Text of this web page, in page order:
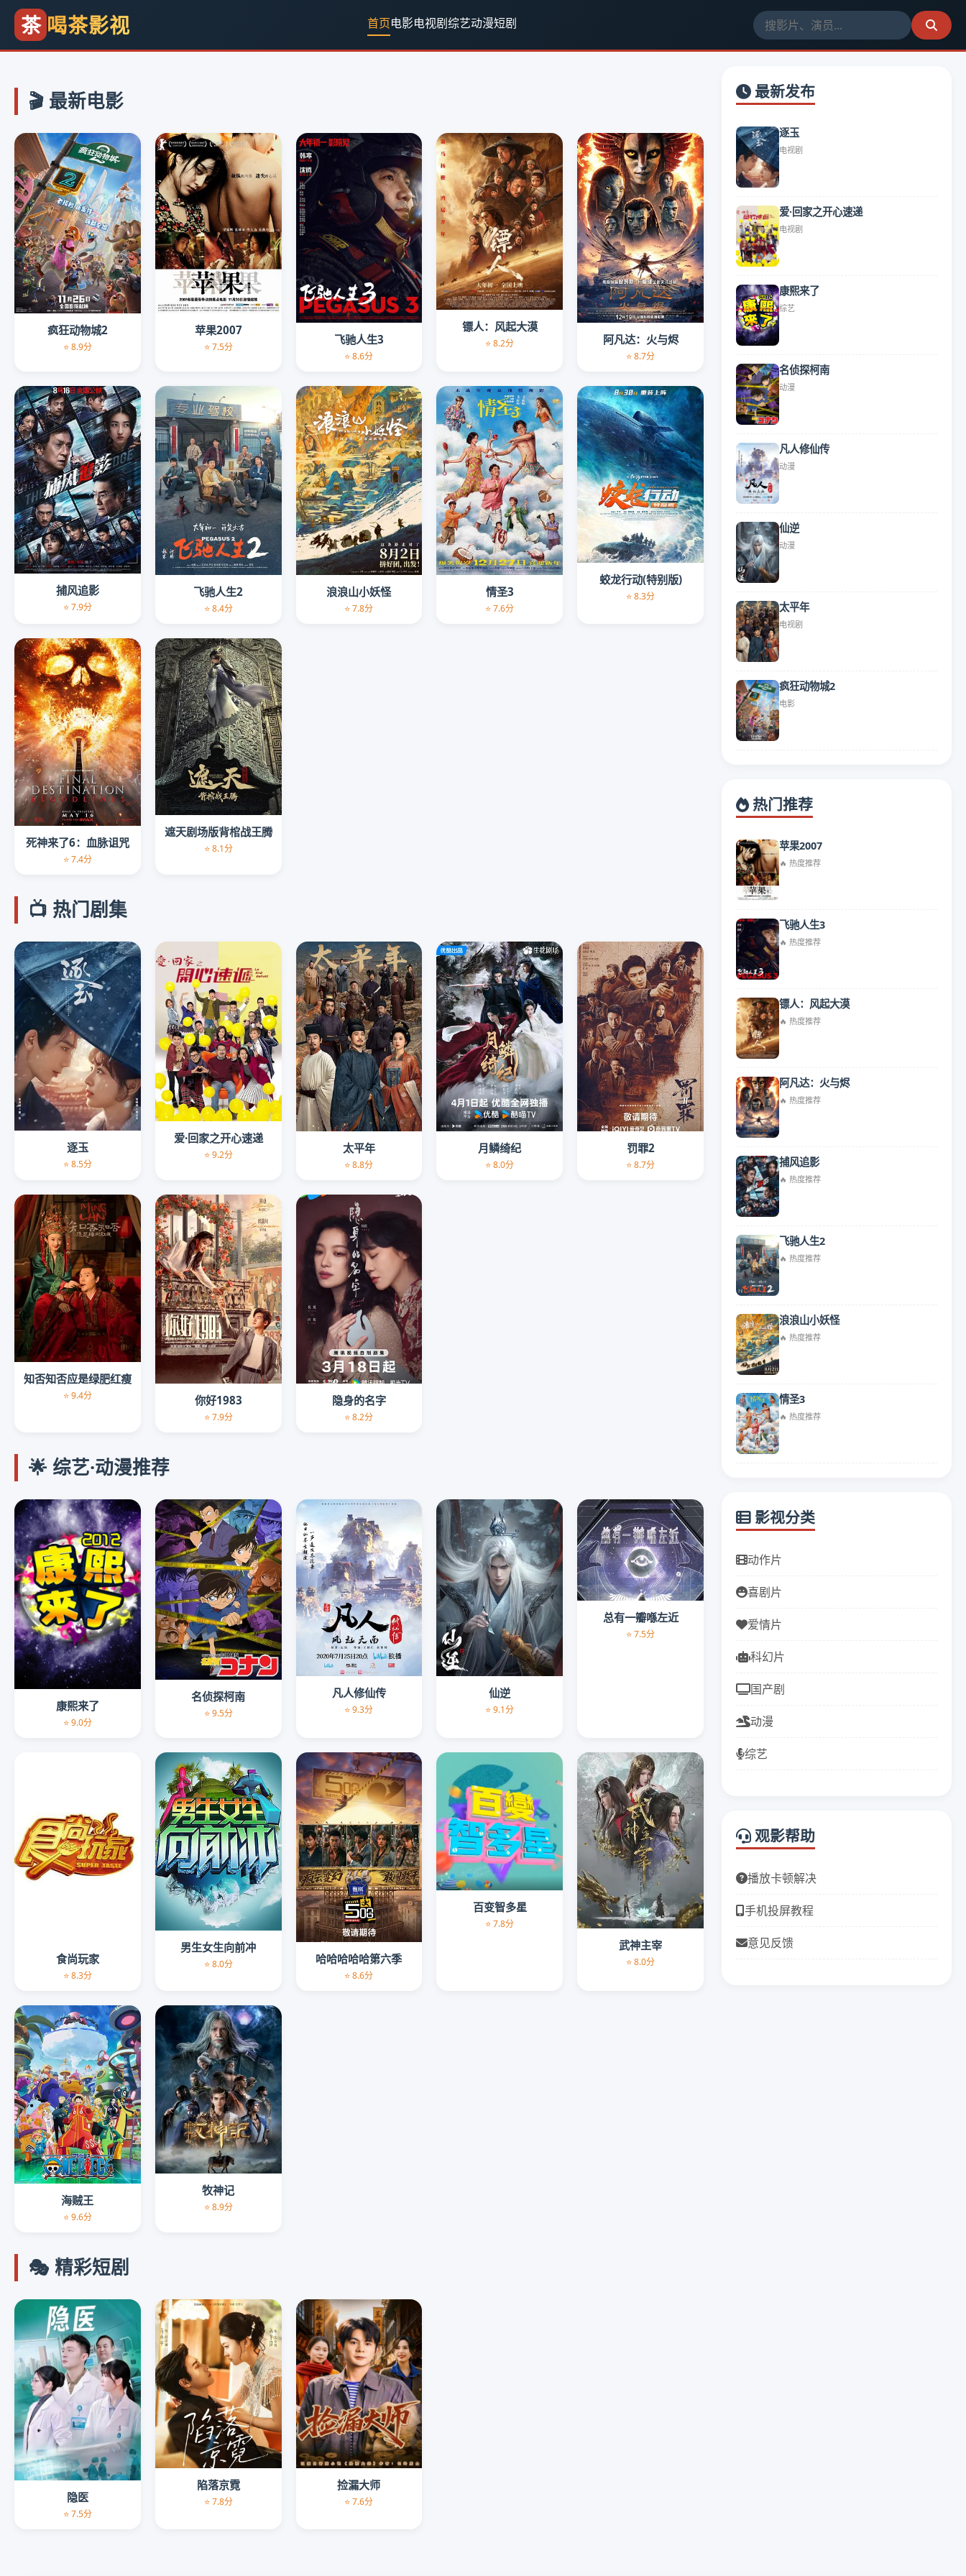
茶 喝茶影视 首页电影电视剧综艺动漫短剧
🎬 最新电影
疯狂动物城2
⭐ 8.9分
苹果2007
⭐ 7.5分
飞驰人生3
⭐ 8.6分
镖人：风起大漠
⭐ 8.2分 阿凡达：火与烬
⭐ 8.7分
捕风追影
⭐ 7.9分
飞驰人生2
⭐ 8.4分
浪浪山小妖怪
⭐ 7.8分
情圣3
⭐ 7.6分
蛟龙行动(特别版)
⭐ 8.3分
死神来了6：血脉诅咒
⭐ 7.4分
遮天剧场版背棺战王腾
⭐ 8.1分
📺 热门剧集
逐玉
⭐ 8.5分
爱·回家之开心速递
⭐ 9.2分
太平年
⭐ 8.8分
月鳞绮纪
⭐ 8.0分
罚罪2
⭐ 8.7分
知否知否应是绿肥红瘦
⭐ 9.4分 你好1983
⭐ 7.9分
隐身的名字
⭐ 8.2分
🌟 综艺·动漫推荐
康熙来了
⭐ 9.0分
名侦探柯南
⭐ 9.5分
凡人修仙传
⭐ 9.3分
仙逆
⭐ 9.1分
总有一瓣喺左近
⭐ 7.5分
食尚玩家
⭐ 8.3分
男生女生向前冲
⭐ 8.0分 哈哈哈哈哈第六季
⭐ 8.6分
百变智多星
⭐ 7.8分
武神主宰
⭐ 8.0分
海贼王
⭐ 9.6分
牧神记
⭐ 8.9分
🎭 精彩短剧
隐医
⭐ 7.5分
陷落京霓
⭐ 7.8分
捡漏大师
⭐ 7.6分
最新发布
逐玉
电视剧
爱·回家之开心速递
电视剧
康熙来了
综艺
名侦探柯南
动漫
凡人修仙传
动漫
仙逆
动漫
太平年
电视剧
疯狂动物城2
电影
热门推荐
苹果2007
🔥 热度推荐
飞驰人生3
🔥 热度推荐
镖人：风起大漠
🔥 热度推荐
阿凡达：火与烬
🔥 热度推荐
捕风追影
🔥 热度推荐
飞驰人生2
🔥 热度推荐
浪浪山小妖怪
🔥 热度推荐
情圣3
🔥 热度推荐
影视分类
动作片
喜剧片
爱情片
科幻片
国产剧
动漫
综艺
观影帮助
播放卡顿解决
手机投屏教程
意见反馈